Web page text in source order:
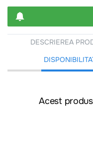
DESCRIEREA
Acest